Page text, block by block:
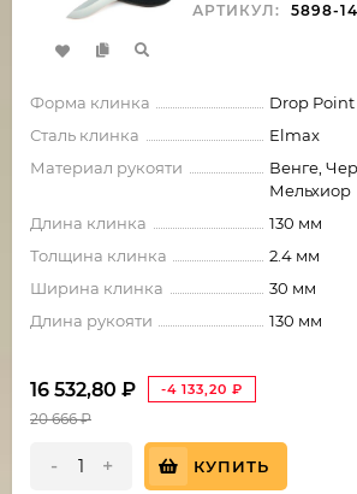
АРТИКУЛ:
5898-
Форма клинка
Drop Point
Сталь клинка
Elmax
Материал рукояти
Венге,
Мельхиор
Длина клинка
130 мм
Толщина клинка
2.4 мм
Ширина клинка
30 мм
Длина рукояти
130 мм
16 532,80 ₽ -4 133,20 ₽
20 666₽
- + КУПИТЬ